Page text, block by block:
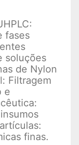
fases
soluções
de Nylon
Filtragem
e
finas.